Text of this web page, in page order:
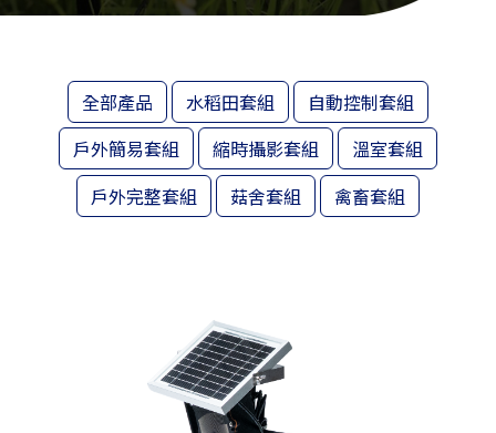
全部產品 水稻田套組
自動控制套組
戶外簡易套組
縮時攝影套組
溫室套組
戶外完整套組
菇舍套組 禽畜套組